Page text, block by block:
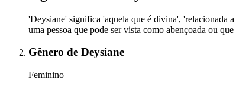
'Deysiane' significa 'aquela que é divina', 'relacionada
uma pessoa que pode ser vista como abençoada ou
Gênero de Deysiane
Feminino